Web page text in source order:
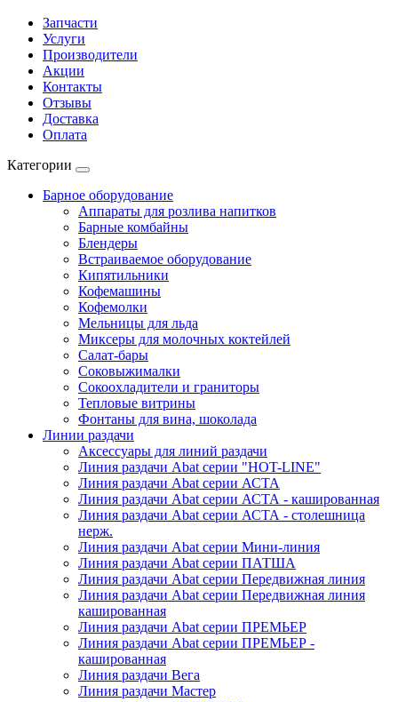
Запчасти
Услуги
Производители
Акции
Контакты
Отзывы
Доставка
Оплата
Категории
Барное оборудование
Аппараты для розлива напитков
Барные комбайны
Блендеры
Встраиваемое оборудование
Кипятильники
Кофемашины
Кофемолки
Мельницы для льда
Миксеры для молочных коктейлей
Салат-бары
Соковыжималки
Сокоохладители и граниторы
Тепловые витрины
Фонтаны для вина, шоколада
Линии раздачи
Аксессуары для линий раздачи
Линия раздачи Abat серии "HOT-LINE"
Линия раздачи Abat серии АСТА
Линия раздачи Abat серии АСТА - кашированная
Линия раздачи Abat серии АСТА - столешница
нерж.
Линия раздачи Abat серии Мини-линия
Линия раздачи Abat серии ПАТША
Линия раздачи Abat серии Передвижная линия
Линия раздачи Abat серии Передвижная линия
кашированная
Линия раздачи Abat серии ПРЕМЬЕР
Линия раздачи Abat серии ПРЕМЬЕР -
кашированная
Линия раздачи Вега
Линия раздачи Мастер